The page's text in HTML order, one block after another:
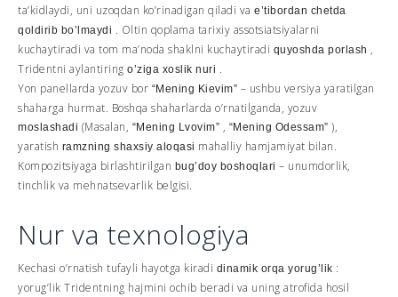
ta’kidlaydi, uni uzoqdan ko’rinadigan qiladi va e’tibordan chetda
qoldirib bo’lmaydi . Oltin qoplama tarixiy assotsiatsiyalarni
kuchaytiradi va tom ma’noda shaklni kuchaytiradi quyoshda porlash ,
Tridentni aylantiring o’ziga xoslik nuri .
Yon panellarda yozuv bor “Mening Kievim” – ushbu versiya yaratilgan
shaharga hurmat. Boshqa shaharlarda o’rnatilganda, yozuv
moslashadi (Masalan, “Mening Lvovim” , “Mening Odessam” ),
yaratish ramzning shaxsiy aloqasi mahalliy hamjamiyat bilan.
Kompozitsiyaga birlashtirilgan bug’doy boshoqlari – unumdorlik,
tinchlik va mehnatsevarlik belgisi.
Nur va texnologiya
Kechasi o’rnatish tufayli hayotga kiradi dinamik orqa yorug’lik :
yorug’lik Tridentning hajmini ochib beradi va uning atrofida hosil